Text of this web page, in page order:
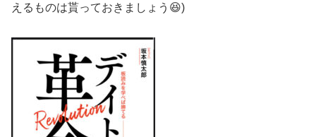
えるものは貰っておきましょう😆)